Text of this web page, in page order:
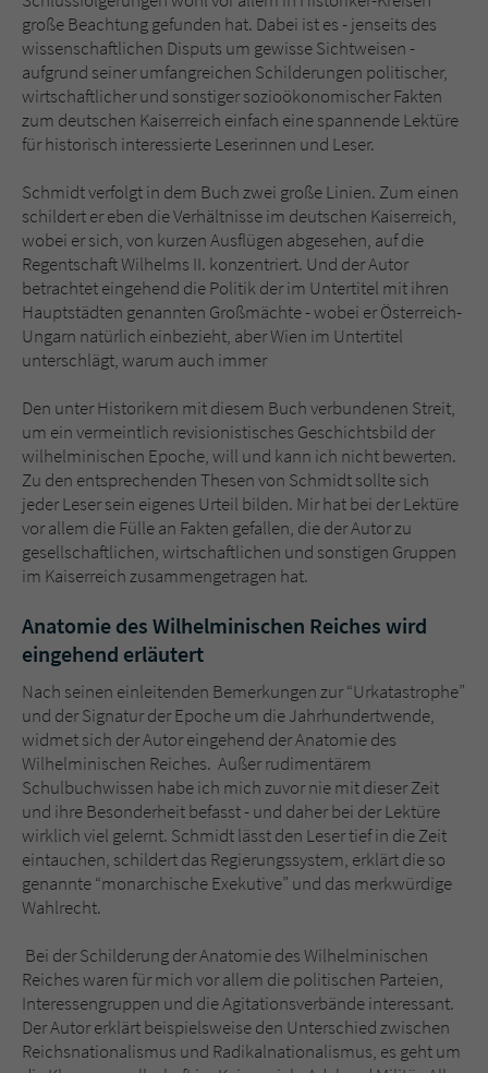
große Beachtung gefunden hat. Dabei ist es - jenseits des
wissenschaftlichen Disputs um gewisse Sichtweisen -
aufgrund seiner umfangreichen Schilderungen politischer,
wirtschaftlicher und sonstiger sozioökonomischer Fakten
zum deutschen Kaiserreich einfach eine spannende Lektüre
für historisch interessierte Leserinnen und Leser.
Schmidt verfolgt in dem Buch zwei große Linien. Zum einen
schildert er eben die Verhältnisse im deutschen Kaiserreich,
wobei er sich, von kurzen Ausflügen abgesehen, auf die
Regentschaft Wilhelms II. konzentriert. Und der Autor
betrachtet eingehend die Politik der im Untertitel mit ihren
Hauptstädten genannten Großmächte - wobei er Österreich-
Ungarn natürlich einbezieht, aber Wien im Untertitel
unterschlägt, warum auch immer
Den unter Historikern mit diesem Buch verbundenen Streit,
um ein vermeintlich revisionistisches Geschichtsbild der
wilhelminischen Epoche, will und kann ich nicht bewerten.
Zu den entsprechenden Thesen von Schmidt sollte sich
jeder Leser sein eigenes Urteil bilden. Mir hat bei der Lektüre
vor allem die Fülle an Fakten gefallen, die der Autor zu
gesellschaftlichen, wirtschaftlichen und sonstigen Gruppen
im Kaiserreich zusammengetragen hat.
Anatomie des Wilhelminischen Reiches wird
eingehend erläutert
Nach seinen einleitenden Bemerkungen zur “Urkatastrophe”
und der Signatur der Epoche um die Jahrhundertwende,
widmet sich der Autor eingehend der Anatomie des
Wilhelminischen Reiches. Außer rudimentärem
Schulbuchwissen habe ich mich zuvor nie mit dieser Zeit
und ihre Besonderheit befasst - und daher bei der Lektüre
wirklich viel gelernt. Schmidt lässt den Leser tief in die Zeit
eintauchen, schildert das Regierungssystem, erklärt die so
genannte “monarchische Exekutive” und das merkwürdige
Wahlrecht.
Bei der Schilderung der Anatomie des Wilhelminischen
Reiches waren für mich vor allem die politischen Parteien,
Interessengruppen und die Agitationsverbände interessant.
Der Autor erklärt beispielsweise den Unterschied zwischen
Reichsnationalismus und Radikalnationalismus, es geht um
Sicherheitscode des Kontaktformulars zu
überprüfen.